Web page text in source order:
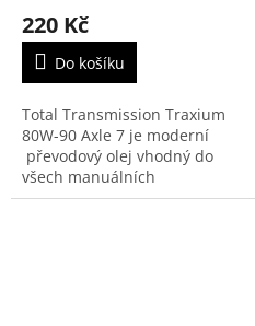
220 Kč
Do košíku
Total Transmission Traxium
80W-90 Axle 7 je moderní
převodový olej vhodný do
všech manuálních
mechanických převodovek,